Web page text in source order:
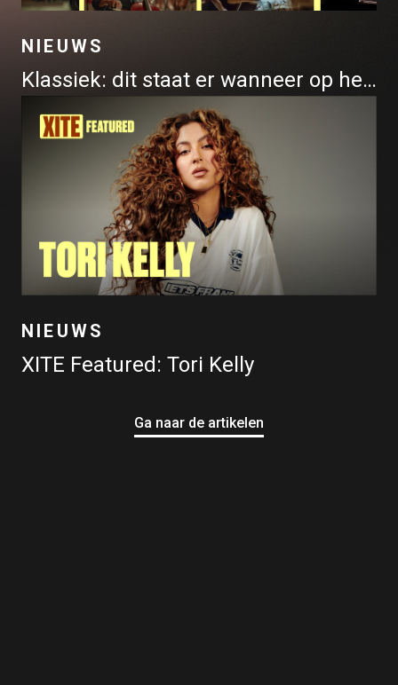
NIEUWS
Klassiek: dit staat er wanneer op het programma
NIEUWS
XITE Featured: Tori Kelly
Ga naar de artikelen